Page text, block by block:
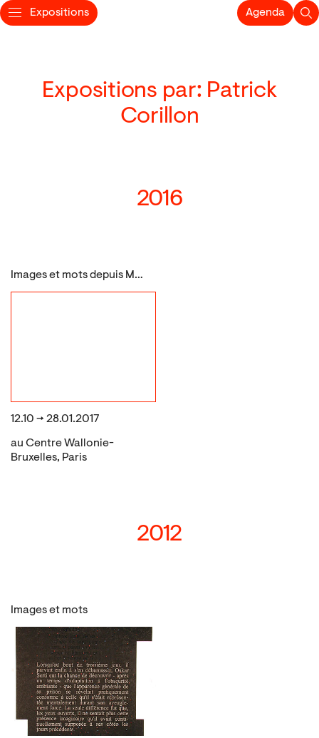
Expositions Agenda
Expositions par: Patrick
Corillon
2016
Images et mots depuis Magritte
12.10 → 28.01.2017
au Centre Wallonie-
Bruxelles, Paris
2012
Images et mots